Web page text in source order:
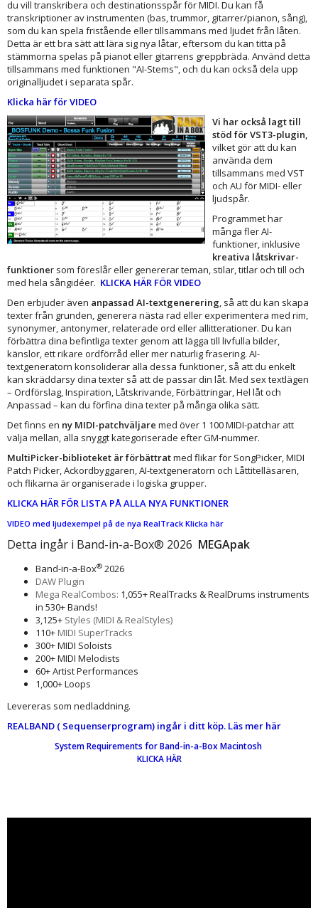
du vill transkribera och destinationsspår för MIDI. Du kan få
transkriptioner av instrumenten (bas, trummor, gitarrer/pianon, sång),
som du kan spela fristående eller tillsammans med ljudet från låten.
Detta är ett bra sätt att lära sig nya låtar, eftersom du kan titta på
stämmorna spelas på pianot eller gitarrens greppbräda. Använd detta
tillsammans med funktionen "AI-Stems", och du kan också dela upp
originalljudet i separata spår.
Klicka här för VIDEO
Vi har också lagt till
stöd för VST3-plugin,
vilket gör att du kan
använda dem
tillsammans med VST
och AU för MIDI- eller
ljudspår.
Programmet har
många fler AI-
funktioner, inklusive
kreativa låtskrivar-
funktioner som föreslår eller genererar teman, stilar, titlar och till och
med hela sångidéer. KLICKA HÄR FÖR VIDEO
Den erbjuder även anpassad AI-textgenerering , så att du kan skapa
texter från grunden, generera nästa rad eller experimentera med rim,
synonymer, antonymer, relaterade ord eller allitterationer. Du kan
förbättra dina befintliga texter genom att lägga till livfulla bilder,
känslor, ett rikare ordförråd eller mer naturlig frasering. AI-
textgeneratorn konsoliderar alla dessa funktioner, så att du enkelt
kan skräddarsy dina texter så att de passar din låt. Med sex textlägen
– Ordförslag, Inspiration, Låtskrivande, Förbättringar, Hel låt och
Anpassad – kan du förfina dina texter på många olika sätt.
Det finns en ny MIDI-patchväljare med över 1 100 MIDI-patchar att
välja mellan, alla snyggt kategoriserade efter GM-nummer.
MultiPicker-biblioteket är förbättratmed flikar för SongPicker, MIDI
Patch Picker, Ackordbyggaren, AI-textgeneratorn och Låttitelläsaren,
och flikarna är organiserade i logiska grupper.
KLICKA HÄR FÖR LISTA PÅ ALLA NYA FUNKTIONER
VIDEO med ljudexempel på de nya RealTrack Klicka här
Detta ingår i Band-in-a-Box® 2026 MEGApak
Band-in-a-Box® 2026
DAW Plugin
Mega RealCombos: 1,055+ RealTracks & RealDrums instruments
in 530+ Bands!
3,125+ Styles (MIDI & RealStyles)
110+ MIDI SuperTracks
300+ MIDI Soloists
200+ MIDI Melodists
60+ Artist Performances
1,000+ Loops
Levereras som nedladdning.
REALBAND ( Sequenserprogram) ingår i ditt köp. Läs mer här
System Requirements for Band-in-a-Box Macintosh
KLICKA HÄR